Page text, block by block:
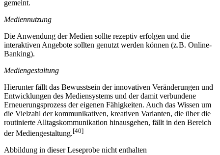
gemeint.
Mediennutzung
Die Anwendung der Medien sollte rezeptiv erfolgen und die
interaktiven Angebote sollten genutzt werden können (z.B. Online-
Banking).
Mediengestaltung
Hierunter fällt das Bewusstsein der innovativen Veränderungen und
Entwicklungen des Mediensystems und der damit verbundene
Erneuerungsprozess der eigenen Fähigkeiten. Auch das Wissen um
die Vielzahl der kommunikativen, kreativen Varianten, die über die
routinierte Alltagskommunikation hinausgehen, fällt in den Bereich
der Mediengestaltung.[40]
Abbildung in dieser Leseprobe nicht enthalten